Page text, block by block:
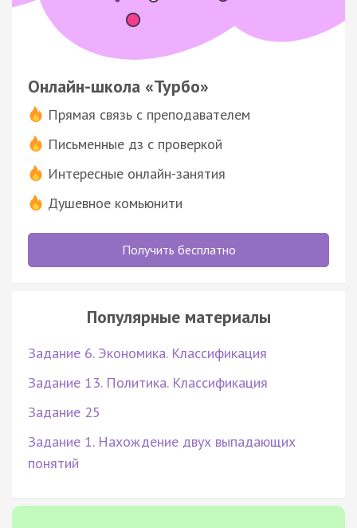
Онлайн-школа «Турбо»
Прямая связь с преподавателем
Письменные дз с проверкой
Интересные онлайн-занятия
Душевное комьюнити
Получить бесплатно
Популярные материалы
Задание 6. Экономика. Классификация
Задание 13. Политика. Классификация
Задание 25
Задание 1. Нахождение двух выпадающих
понятий